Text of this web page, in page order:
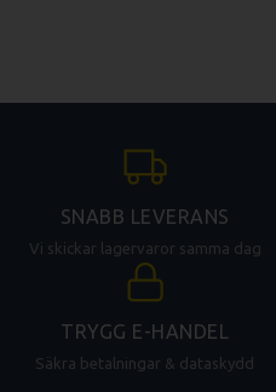
SNABB LEVERANS
Vi skickar lagervaror samma dag
TRYGG E-HANDEL
Säkra betalningar & dataskydd